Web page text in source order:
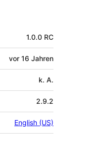
1.0.0 RC
vor 16 Jahren
k. A.
2.9.2
English (US)